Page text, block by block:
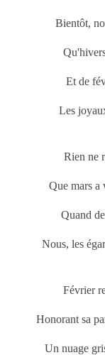
Bientôt,
Et de
Les
Rien ne
Que mars a
Quand
Nous, les
Février
Honorant sa
Un nuage